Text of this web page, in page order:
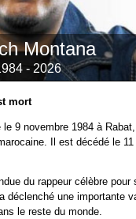
Montana
- 2026
mort
le 9 novembre 1984 à
Il est décédé le
du rappeur célèbre pour
a déclenché une importante
le reste du monde.